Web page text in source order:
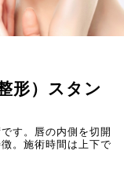
形）スタン
す。唇の内側を切開
。施術時間は上下で